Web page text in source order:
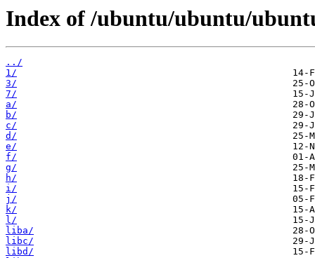
Index of /ubuntu/ubuntu/
../
1/
3/
7/
a/
b/
c/
d/
e/
f/
g/
h/
i/
j/
k/
l/
liba/
libc/
libd/